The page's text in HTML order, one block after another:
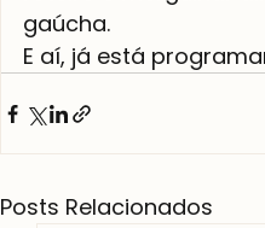
gaúcha.
E aí, já está
Posts Relacionados